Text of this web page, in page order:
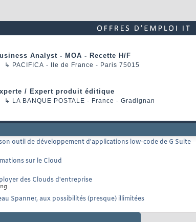
Analyst - MOA - Recette H/F
↳ PACIFICA - Ile de France - Paris 75015
/ Expert produit éditique
↳ LA BANQUE POSTALE - France - Gradignan
outil de développement d'applications low-code de G Suite
sur le Cloud
des Clouds d'entreprise
Spanner, aux possibilités (presque) illimitées